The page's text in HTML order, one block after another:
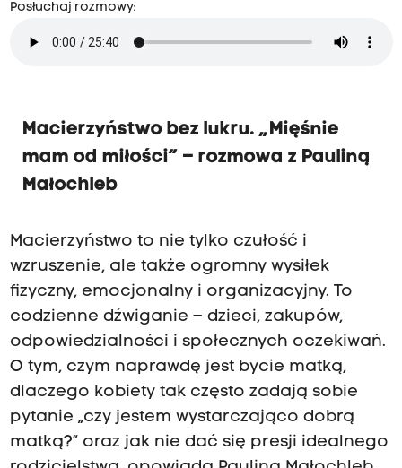
Posłuchaj rozmowy:
Macierzyństwo bez lukru. „Mięśnie
mam od miłości” – rozmowa z Pauliną
Małochleb
Macierzyństwo to nie tylko czułość i
wzruszenie, ale także ogromny wysiłek
fizyczny, emocjonalny i organizacyjny. To
codzienne dźwiganie – dzieci, zakupów,
odpowiedzialności i społecznych oczekiwań.
O tym, czym naprawdę jest bycie matką,
dlaczego kobiety tak często zadają sobie
pytanie „czy jestem wystarczająco dobrą
matką?” oraz jak nie dać się presji idealnego